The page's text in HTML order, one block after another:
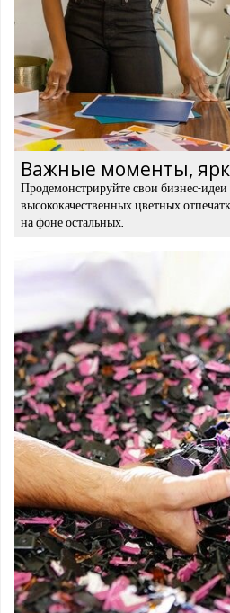
Важные моменты,
Продемонстрируйте свои бизнес-
высококачественных цветных
на фоне остальных.